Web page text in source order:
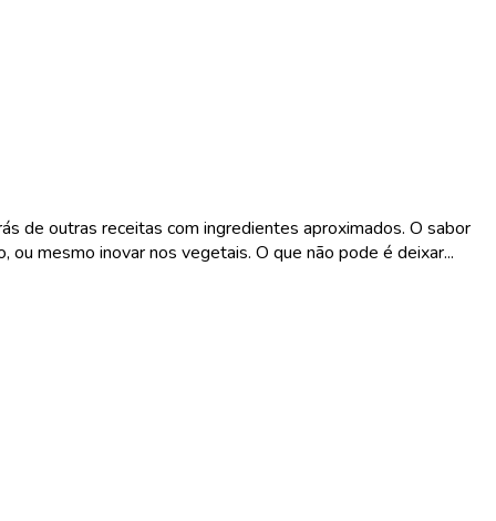
de outras receitas com ingredientes aproximados. O sabor
mesmo inovar nos vegetais. O que não pode é deixar...